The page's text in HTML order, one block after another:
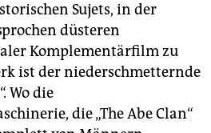
Sujets, in der
düsteren
Komplementärfilm zu
ist der niederschmetternde
Wo die
die „The Abe Clan“